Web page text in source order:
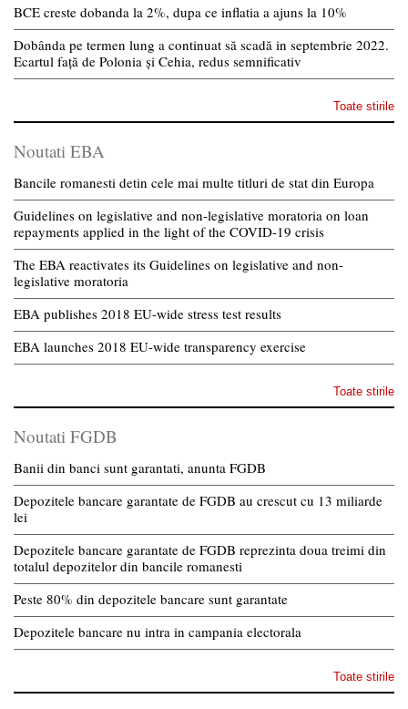
BCE creste dobanda la 2%, dupa ce inflatia a ajuns la 10%
Dobânda pe termen lung a continuat să scadă in septembrie 2022.
Ecartul față de Polonia și Cehia, redus semnificativ
Toate stirile
Noutati EBA
Bancile romanesti detin cele mai multe titluri de stat din Europa
Guidelines on legislative and non-legislative moratoria on loan
repayments applied in the light of the COVID-19 crisis
The EBA reactivates its Guidelines on legislative and non-
legislative moratoria
EBA publishes 2018 EU-wide stress test results
EBA launches 2018 EU-wide transparency exercise
Toate stirile
Noutati FGDB
Banii din banci sunt garantati, anunta FGDB
Depozitele bancare garantate de FGDB au crescut cu 13 miliarde
lei
Depozitele bancare garantate de FGDB reprezinta doua treimi din
totalul depozitelor din bancile romanesti
Peste 80% din depozitele bancare sunt garantate
Depozitele bancare nu intra in campania electorala
Toate stirile